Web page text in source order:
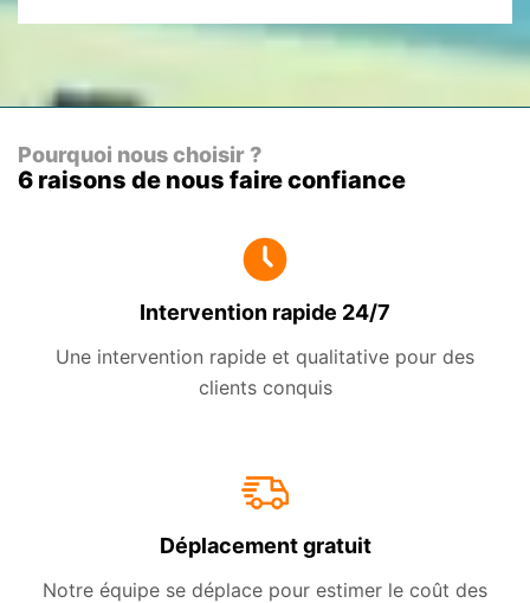
Pourquoi nous choisir ?
6 raisons de nous faire confiance
Intervention rapide 24/7
Une intervention rapide et qualitative pour des
clients conquis
Déplacement gratuit
Notre équipe se déplace pour estimer le coût des